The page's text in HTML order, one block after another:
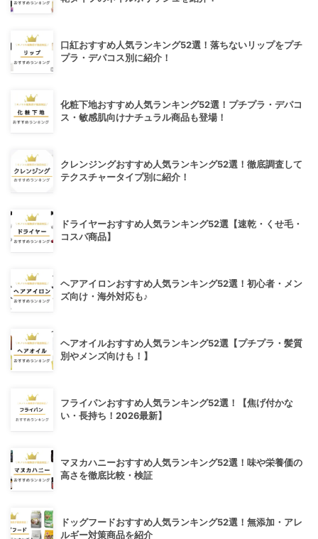
口紅おすすめ人気ランキング52選！落ちないリップをプチ
プラ・デパコス別に紹介！
化粧下地おすすめ人気ランキング52選！プチプラ・デパコ
ス・敏感肌向けナチュラル商品も登場！
クレンジングおすすめ人気ランキング52選！徹底調査して
テクスチャータイプ別に紹介！
ドライヤーおすすめ人気ランキング52選【速乾・くせ毛・
コスパ商品】
ヘアアイロンおすすめ人気ランキング52選！初心者・メン
ズ向け・海外対応も♪
ヘアオイルおすすめ人気ランキング52選【プチプラ・髪質
別やメンズ向けも！】
フライパンおすすめ人気ランキング52選！【焦げ付かな
い・長持ち！2026最新】
マヌカハニーおすすめ人気ランキング52選！味や栄養価の
高さを徹底比較・検証
ドッグフードおすすめ人気ランキング52選！無添加・アレ
ルギー対策商品を紹介